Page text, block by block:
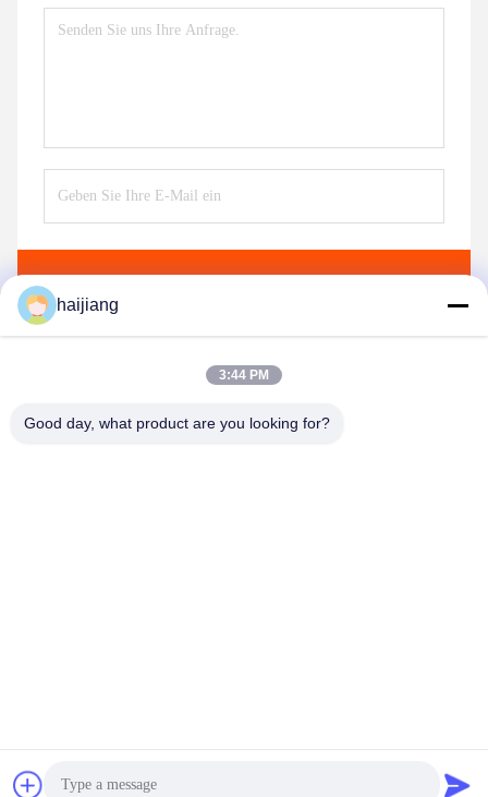
machinery manufacturing co.,Ltd Alle Rechte vorbehalten.
haijiang
3:44 PM
Good day, what product are you looking for?